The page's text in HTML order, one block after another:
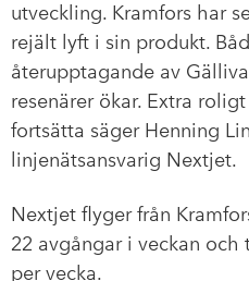
utveckling. Kramfors har
rejält lyft i sin produkt.
återupptagande av
resenärer ökar. Extra
fortsätta säger Henning
linjenätsansvarig Nextjet.
Nextjet flyger från
22 avgångar i veckan
per vecka.